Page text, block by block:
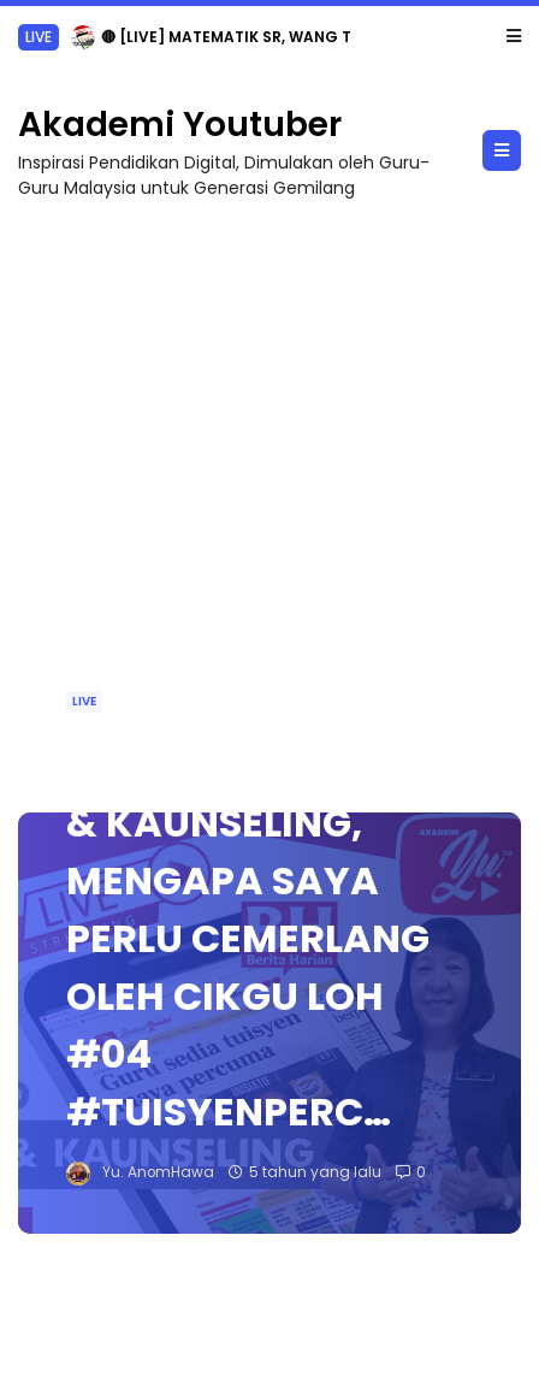
LIVE 🔴 [LIVE] MATEMATIK SR, WANG TAHUN 6 OLEH CIKGU ANITA #ALLINONE #141 #...
Akademi Youtuber
Inspirasi Pendidikan Digital, Dimulakan oleh Guru-
Guru Malaysia untuk Generasi Gemilang
LIVE
& KAUNSELING,
MENGAPA SAYA
PERLU CEMERLANG
OLEH CIKGU LOH
#04
#TUISYENPERC…
Yu. AnomHawa 5 tahun yang lalu 0